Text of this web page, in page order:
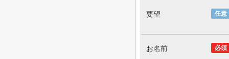
任意
要望
必須
お名前